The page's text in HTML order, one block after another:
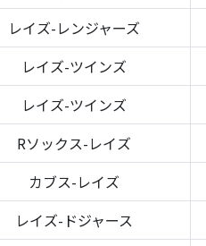
レイズ-レンジャーズ
レイズ-ツインズ
レイズ-ツインズ
Rソックス-レイズ
カブス-レイズ
レイズ-ドジャース